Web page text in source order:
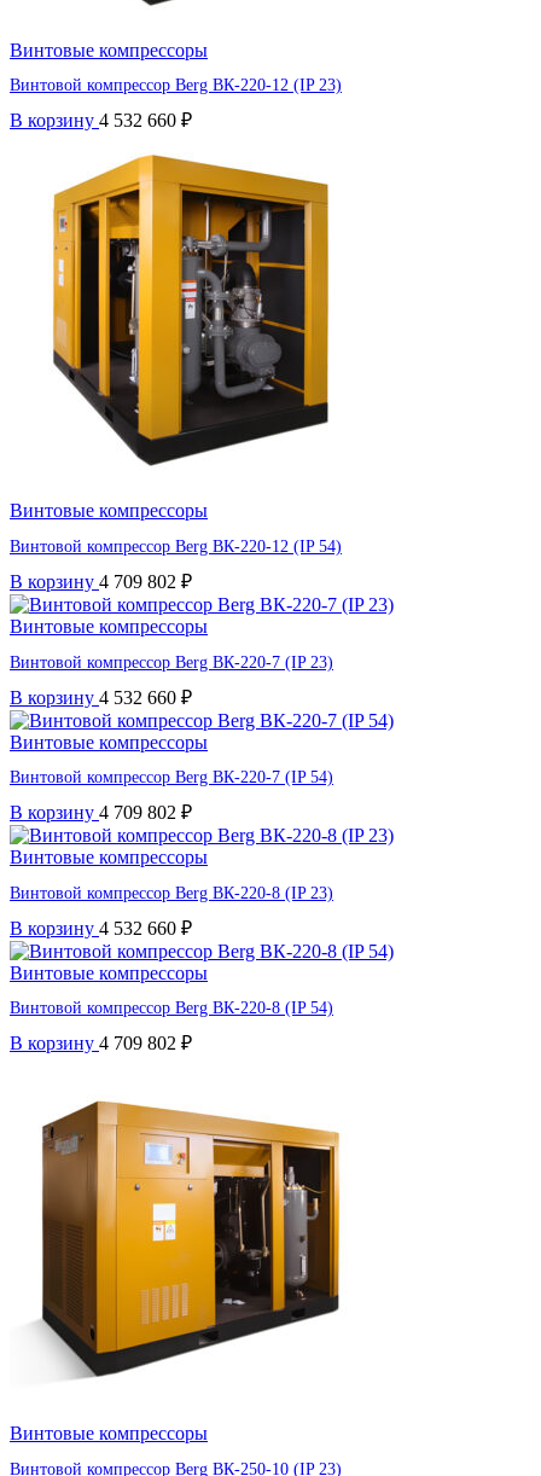
Винтовые компрессоры
Винтовой компрессор Berg ВК-220-12 (IP 23)
В корзину 4 532 660 ₽
Винтовые компрессоры
Винтовой компрессор Berg ВК-220-12 (IP 54)
В корзину 4 709 802 ₽
Винтовые компрессоры
Винтовой компрессор Berg ВК-220-7 (IP 23)
В корзину 4 532 660 ₽
Винтовые компрессоры
Винтовой компрессор Berg ВК-220-7 (IP 54)
В корзину 4 709 802 ₽
Винтовые компрессоры
Винтовой компрессор Berg ВК-220-8 (IP 23)
В корзину 4 532 660 ₽
Винтовые компрессоры
Винтовой компрессор Berg ВК-220-8 (IP 54)
В корзину 4 709 802 ₽
Винтовые компрессоры
Винтовой компрессор Berg ВК-250-10 (IP 23)